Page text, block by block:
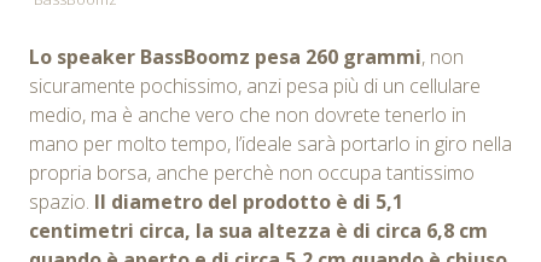
Lo speaker BassBoomz pesa 260 grammi, non
sicuramente pochissimo, anzi pesa più di un cellulare
medio, ma è anche vero che non dovrete tenerlo in
mano per molto tempo, l’ideale sarà portarlo in giro nella
propria borsa, anche perchè non occupa tantissimo
spazio. Il diametro del prodotto è di 5,1
centimetri circa, la sua altezza è di circa 6,8 cm